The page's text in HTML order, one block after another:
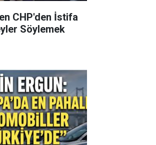
CHP'den İstifa
Söylemek